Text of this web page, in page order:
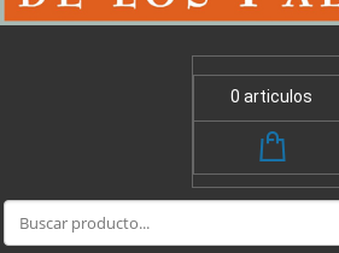
0 articulos